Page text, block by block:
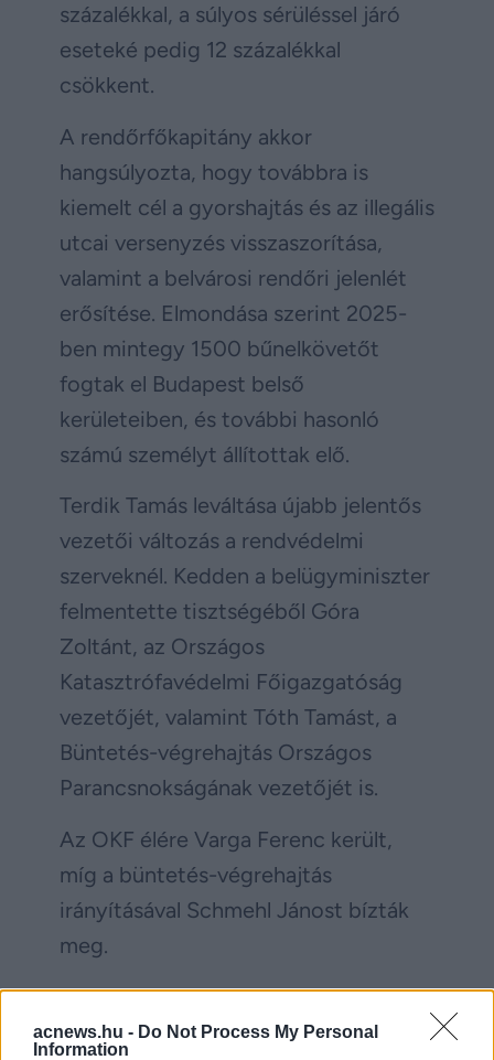
acnews.hu - Do Not Process My Personal
Information
százalékkal, a súlyos sérüléssel járó
eseteké pedig 12 százalékkal
csökkent.
A rendőrfőkapitány akkor
hangsúlyozta, hogy továbbra is
kiemelt cél a gyorshajtás és az illegális
utcai versenyzés visszaszorítása,
valamint a belvárosi rendőri jelenlét
erősítése. Elmondása szerint 2025-
ben mintegy 1500 bűnelkövetőt
fogtak el Budapest belső
kerületeiben, és további hasonló
számú személyt állítottak elő.
Terdik Tamás leváltása újabb jelentős
vezetői változás a rendvédelmi
szerveknél. Kedden a belügyminiszter
felmentette tisztségéből Góra
Zoltánt, az Országos
Katasztrófavédelmi Főigazgatóság
vezetőjét, valamint Tóth Tamást, a
Büntetés-végrehajtás Országos
Parancsnokságának vezetőjét is.
Az OKF élére Varga Ferenc került,
míg a büntetés-végrehajtás
irányításával Schmehl Jánost bízták
meg.